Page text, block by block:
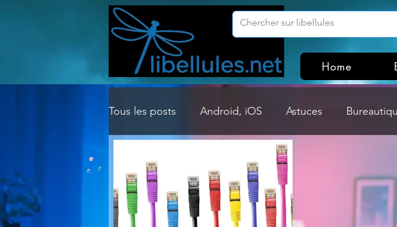
Home
Tous les posts Android, iOS Astuces
Customisation Windows Divers
Gestion Système Graphisme